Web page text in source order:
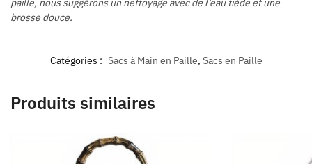
paille, nous suggérons un nettoyage avec de l’eau tiède et une
brosse douce.
Catégories : Sacs à Main en Paille, Sacs en Paille
Produits similaires